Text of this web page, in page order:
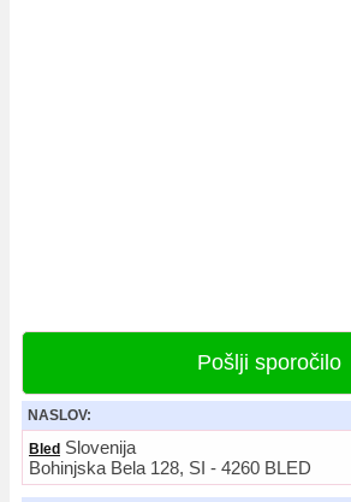
Pošlji sporočilo
NASLOV:
Bled Slovenija
Bohinjska Bela 128, SI - 4260 BLED